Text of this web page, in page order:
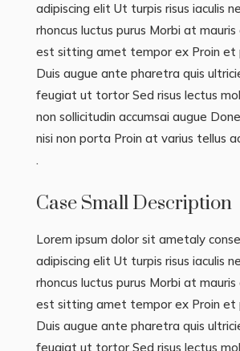
adipiscing elit Ut turpis risus iaculis
rhoncus luctus purus Morbi at
est sitting amet tempor ex Proin et
Duis augue ante pharetra quis
feugiat ut tortor Sed risus lectus
non sollicitudin accumsai augue
nisi non porta Proin at varius tellus
.
Case Small Description
Lorem ipsum dolor sit ametaly
adipiscing elit Ut turpis risus iaculis
rhoncus luctus purus Morbi at
est sitting amet tempor ex Proin et
Duis augue ante pharetra quis
feugiat ut tortor Sed risus lectus